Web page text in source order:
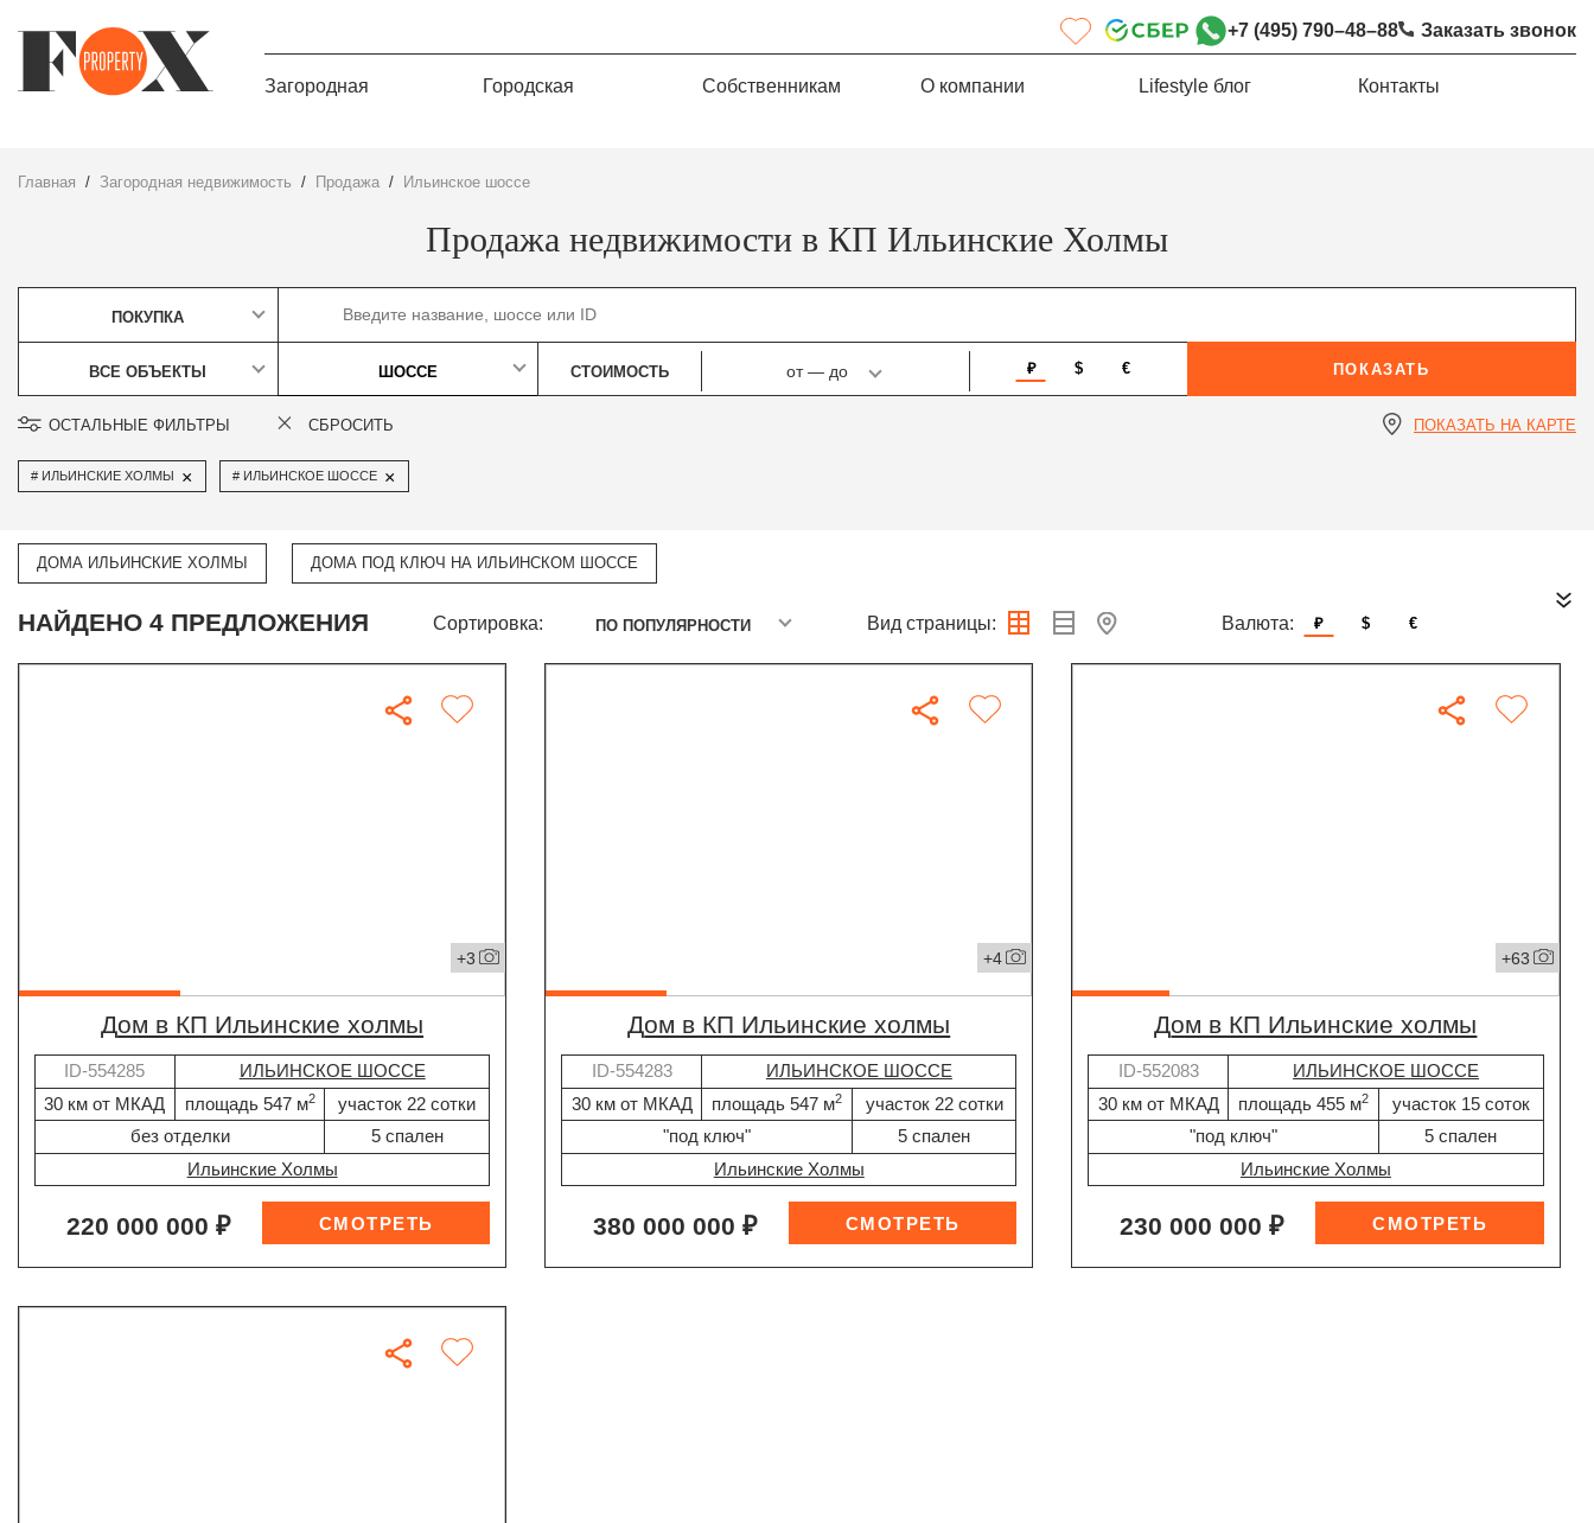
+7 (495) 790–48–88 Заказать звонок
Загородная Городская Собственникам О компании Lifestyle блог Контакты
Главная Загородная недвижимость Продажа Ильинское шоссе
Продажа недвижимости в КП Ильинские Холмы
ПОКУПКА
ВСЕ ОБЪЕКТЫ ШОССЕ СТОИМОСТЬ от—до ₽ $ € ПОКАЗАТЬ
ОСТАЛЬНЫЕ ФИЛЬТРЫ СБРОСИТЬ ПОКАЗАТЬ НА КАРТЕ
ИЛЬИНСКИЕ ХОЛМЫ × ИЛЬИНСКОЕ ШОССЕ ×
ДОМА ИЛЬИНСКИЕ ХОЛМЫ ДОМА ПОД КЛЮЧ НА ИЛЬИНСКОМ ШОССЕ
НАЙДЕНО 4 ПРЕДЛОЖЕНИЯ Сортировка: ПО ПОПУЛЯРНОСТИ Вид страницы: Валюта: ₽ $ €
+3
дом в КП Ильинские холмы
ID-554285
ИЛЬИНСКОЕ ШОССЕ
30 км от МКАД
площадь 547 м2
участок 22 сотки
без отделки
5 спален
Ильинские Холмы
220 000 000 ₽
+4
дом в КП Ильинские холмы
ID-554283
ИЛЬИНСКОЕ ШОССЕ
30 км от МКАД
площадь 547 м2
участок 22 сотки
"под ключ"
5 спален
Ильинские Холмы
380 000 000 ₽
+63
дом в КП Ильинские холмы
ID-552083
ИЛЬИНСКОЕ ШОССЕ
30 км от МКАД
площадь 455 м2
участок 15 соток
"под ключ"
5 спален
Ильинские Холмы
230 000 000 ₽